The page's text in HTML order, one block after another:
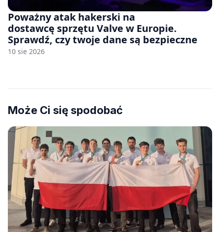
Poważny atak hakerski na
dostawcę sprzętu Valve w Europie.
Sprawdź, czy twoje dane są bezpieczne
10 sie 2026
Może Ci się spodobać